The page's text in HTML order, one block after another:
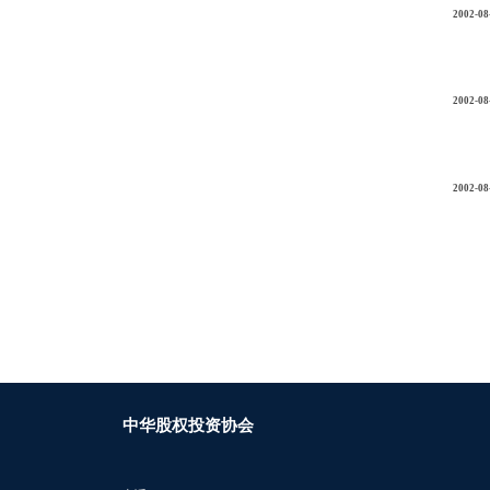
2002-
2002-
2002-
中华股权投资协会